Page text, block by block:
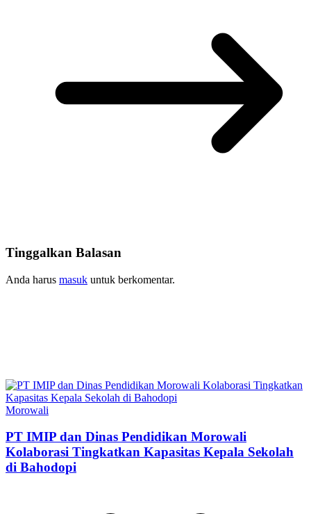
Tinggalkan Balasan
Anda harus masuk untuk berkomentar.
Morowali
PT IMIP dan Dinas Pendidikan Morowali
Kolaborasi Tingkatkan Kapasitas Kepala Sekolah
di Bahodopi